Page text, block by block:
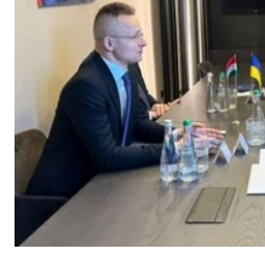
ТЕЛЕПРОЕКТ КРЫМ.РЕАЛИИ
СОВЕТЫ ПРАВОЗАЩИТНИКОВ
ПРОПАВШИЕ БЕЗ ВЕСТИ
ПОБЕДИТЕЛЕЙ НЕ СУДЯТ?
КРЫМ.НЕПОКОРЕННЫЙ
Українською
Qırımtatar
ПРИСОЕДИНЯЙТЕСЬ!